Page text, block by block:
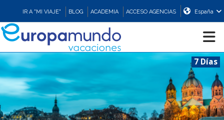
IR A "MI VIAJE" BLOG ACADEMIA ACCESO AGENCIAS España
EUROPA
7 Días